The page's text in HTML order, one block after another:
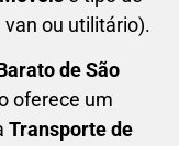
ou utilitário).
de São
oferece um
Transporte de